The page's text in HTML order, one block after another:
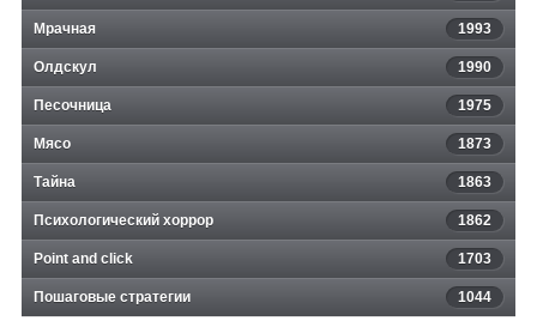
Мрачная 1993
Олдскул 1990
Песочница 1975
Мясо 1873
Тайна 1863
Психологический хоррор 1862
Point and click 1703
Пошаговые стратегии 1044